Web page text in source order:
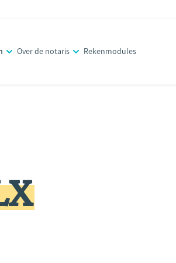
Over de notaris Rekenmodules